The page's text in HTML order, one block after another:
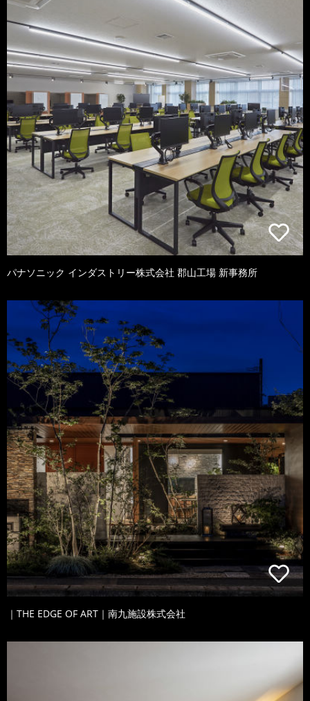
パナソニック インダストリー株式会社 郡山工場 新事務所
｜THE EDGE OF ART｜南九施設株式会社